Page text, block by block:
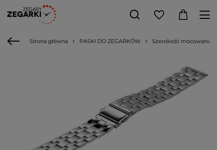
Strona główna PASKI DO ZEGARKÓW Szerokość mocowania